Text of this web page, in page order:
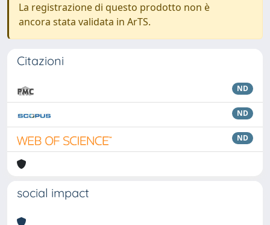
La registrazione di questo prodotto non è
ancora stata validata in ArTS.
Citazioni
ND
ND
ND
social impact